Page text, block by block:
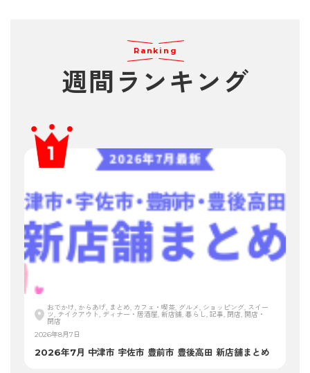
Ranking
週間ランキング
おでかけ, からあげ, まとめ, カフェ・喫茶, グルメ, ショッピング, スイー
ツ, テイクアウト, ディナー・居酒屋, 新店舗, 暮らし, 記事, 閉店, 開店・
閉店
2026年8月7日
2026年7月 中津市 宇佐市 豊前市 豊後高田 新店舗まとめ